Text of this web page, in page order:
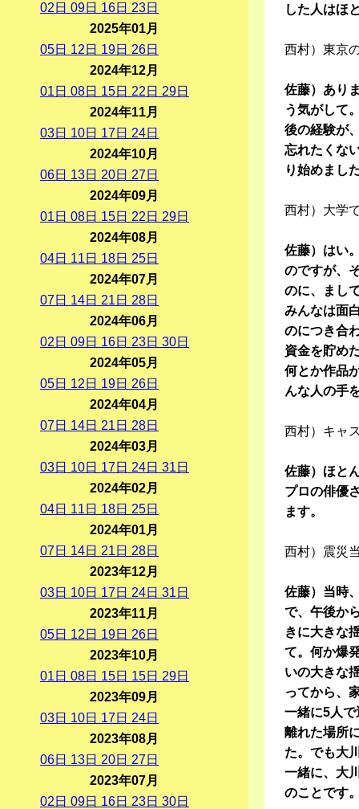
した人はほ
西村）東京
佐藤）あり
う気がして
後の経験が
忘れたくな
り始めまし
西村）大学
佐藤）はい
のですが、
のに、まし
みんなは面
のにつき合
資金を貯め
何とか作品
んな人の手
西村）キャ
佐藤）ほと
プロの俳優
ます。
西村）震災
佐藤）当時
で、午後か
きに大きな
て。何か爆
いの大きな
ってから、
一緒に5人
離れた場所
た。でも大
一緒に、大
のことです
02 日 09日 16日 23日
2025年01月
05日 12 日 19日 26日
2024年12月
01 日 08日 15日 22 日 29日
2024年11月
03日 10日 17日 24日
2024年10月
06日 13日 20日 27日
2024年09月
01 日 08日 15日 22 日 29日
2024年08月
04日 11 日 18日 25日
2024年07月
07日 14日 21 日 28日
2024年06月
02 日 09日 16日 23日 30日
2024年05月
05日 12 日 19日 26日
2024年04月
07日 14日 21 日 28日
2024年03月
03日 10日 17日 24日 31 日
2024年02月
04日 11 日 18日 25日
2024年01月
07日 14日 21 日 28日
2023年12月
03日 10日 17日 24日 31 日
2023年11月
05日 12 日 19日 26日
2023年10月
01 日 08日 15日 15日 29日
2023年09月
03日 10日 17日 24日
2023年08月
06日 13日 20日 27日
2023年07月
02 日 09日 16日 23日 30日